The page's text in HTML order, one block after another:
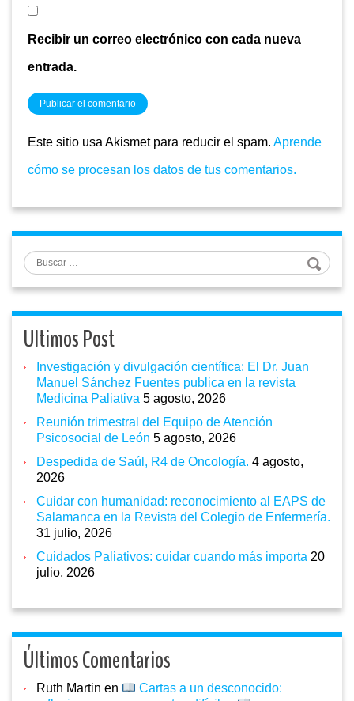
Recibir un correo electrónico con cada nueva
entrada.
Este sitio usa Akismet para reducir el spam. Aprende
cómo se procesan los datos de tus comentarios.
Buscar
Ultimos Post
Investigación y divulgación científica: El Dr. Juan
Manuel Sánchez Fuentes publica en la revista
Medicina Paliativa 5 agosto, 2026
Reunión trimestral del Equipo de Atención
Psicosocial de León 5 agosto, 2026
Despedida de Saúl, R4 de Oncología. 4 agosto,
2026
Cuidar con humanidad: reconocimiento al EAPS de
Salamanca en la Revista del Colegio de Enfermería.
31 julio, 2026
Cuidados Paliativos: cuidar cuando más importa 20
julio, 2026
Últimos Comentarios
Ruth Martin en
Cartas a un desconocido: